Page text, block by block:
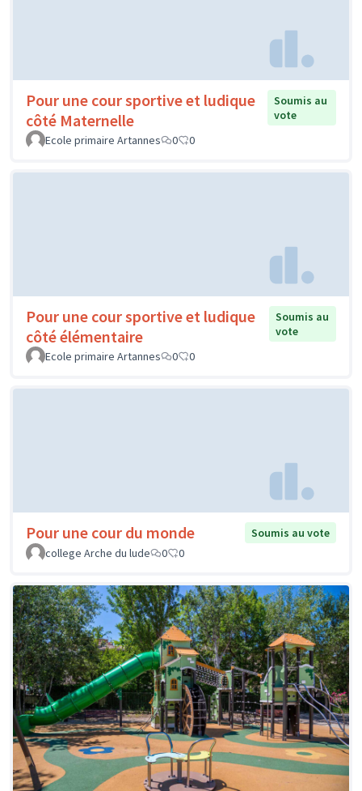
Pour une cour sportive et ludique
côté Maternelle
Soumis au
vote
Ecole primaire Artannes
0 0
Pour une cour sportive et ludique
côté élémentaire
Soumis au
vote
Ecole primaire Artannes
0 0
Pour une cour du monde
Soumis au vote
college Arche du lude
0 0